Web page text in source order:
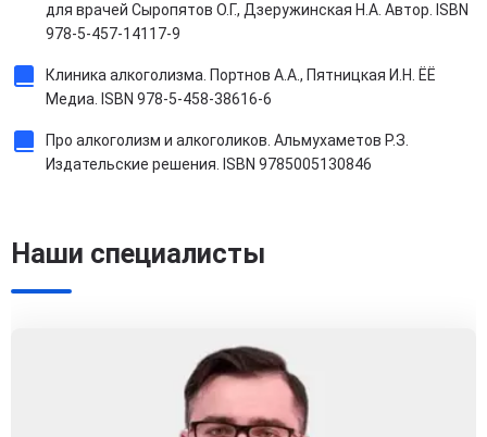
для врачей Сыропятов О.Г., Дзеружинская Н.А. Автор. ISBN
978-5-457-14117-9
Клиника алкоголизма. Портнов А.А., Пятницкая И.Н. ЁЁ
Медиа. ISBN 978-5-458-38616-6
Про алкоголизм и алкоголиков. Альмухаметов Р.З.
Издательские решения. ISBN 9785005130846
Наши специалисты